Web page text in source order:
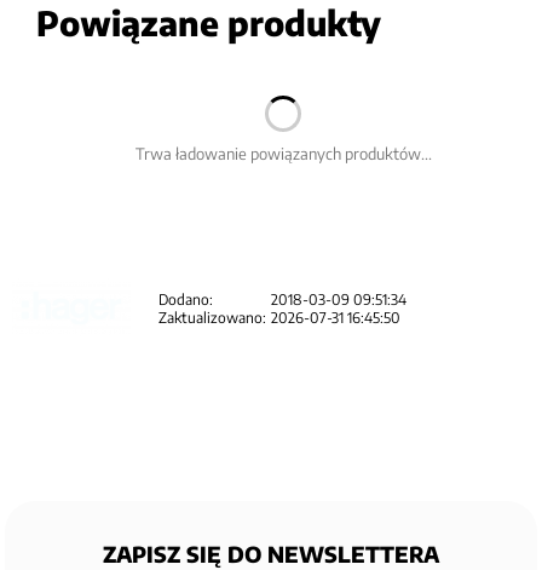
Powiązane produkty
Trwa ładowanie powiązanych produktów...
Dodano:
2018-03-09 09:51:34
Zaktualizowano: 2026-07-31 16:45:50
ZAPISZ SIĘ DO NEWSLETTERA